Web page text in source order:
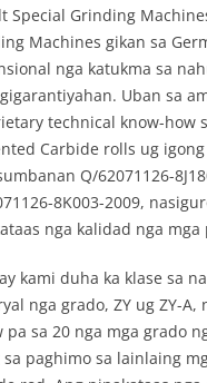
Special Grinding
Machines gikan sa
nga katukma sa
Uban sa
technical know-how
Carbide rolls ug
Q/62071126-
8K003-2009,
nga kalidad nga mga
kami duha ka klase sa
nga grado, ZY ug ZY-A,
pa sa 20 nga mga grado
sa paghimo sa lainlaing